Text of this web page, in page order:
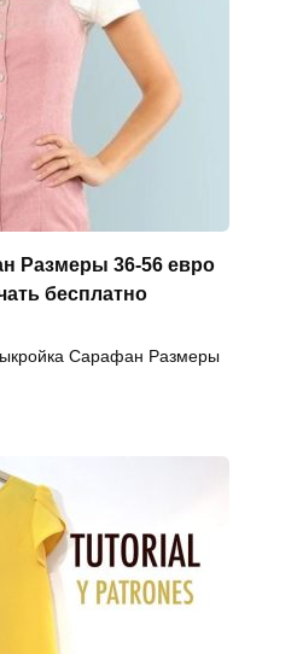
Размеры 36-56 евро
бесплатно
Сарафан Размеры